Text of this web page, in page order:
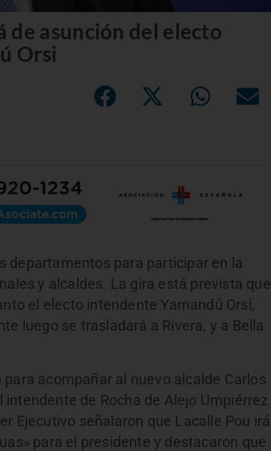
de asunción del electo
Orsi
departamentos para participar en la
y alcaldes. La gira está prevista que
el electo intendente Yamandú Orsi,
luego se trasladará a Rivera, y a Bella
acompañar al nuevo alcalde Carlos
de Rocha de Alejo Umpiérrez
Ejecutivo señalaron que Lacalle Pou irá
para el presidente y destacaron que